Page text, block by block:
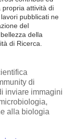
propria attività di
pubblicati ne
del
della
di Ricerca.
di
inviare immagini
alla biologia